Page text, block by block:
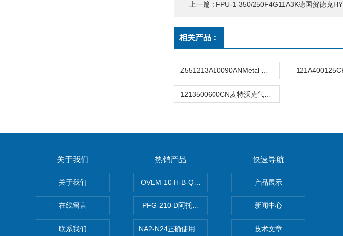
上一篇 : FPU-1-350/250F4G11A3K德国贺德克HYDAC充氮工具
相关产品：
关于我们
关于我们
在线留言
联系我们
热销产品
OVEM-10-H-B-QO-CE-N-2P费斯托FESTO真空发生器安装及使用
PFG-210-D阿托斯ATOS电磁阀
NA2-N24正确使用松下安全光栅,Panasonic
快速导航
产品展示
新闻中心
技术文章